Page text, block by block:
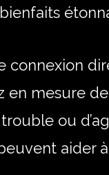
connexion
en mesure
ou
aider